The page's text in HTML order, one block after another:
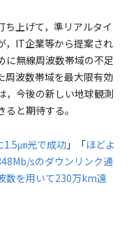
上げて，準リアルタイ
，IT企業等から提案され
に無線周波数帯域の不足
周波数帯域を最大限有効
，今後の新しい地球観測
と期待する。
1.5㎛光で成功 」「ほどよ
sのダウンリンク通
数を用いて230万km遠